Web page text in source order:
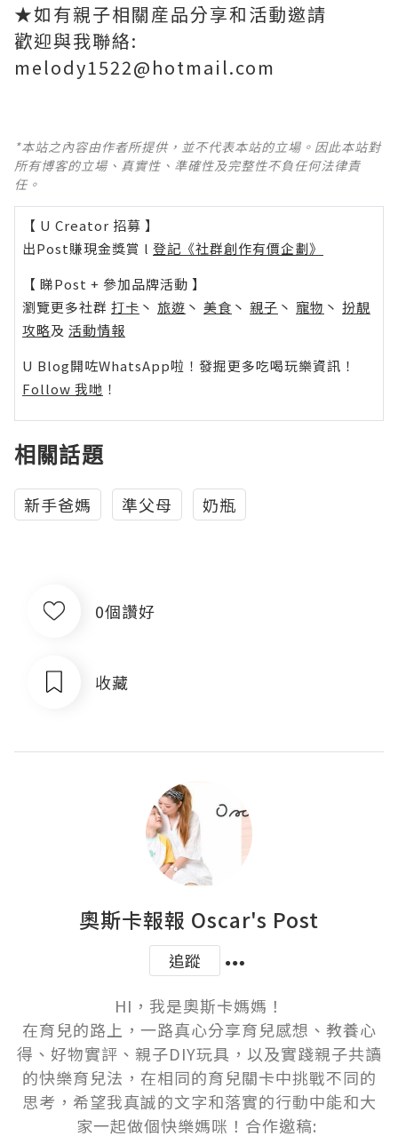
★如有親子相關産品分享和活動邀請
歡迎與我聯絡:
melody1522@hotmail.com
*本站之內容由作者所提供，並不代表本站的立場。因此本站對
所有博客的立場、真實性、準確性及完整性不負任何法律責
任。
【 U Creator 招募 】
出Post賺現金獎賞 l 登記《社群創作有價企劃》
【 睇Post + 參加品牌活動 】
瀏覽更多社群 打卡 丶 旅遊 丶 美食 丶 親子 丶 寵物 丶 扮靚
攻略及 活動情報
U Blog開咗WhatsApp啦！發掘更多吃喝玩樂資訊！
Follow 我哋 ！
相關話題
新手爸媽 準父母 奶瓶
0個讚好
收藏
奧斯卡報報 Oscar's Post
追蹤
HI，我是奧斯卡媽媽！
在育兒的路上，一路真心分享育兒感想、教養心
得、好物實評、親子DIY玩具，以及實踐親子共讀
的快樂育兒法，在相同的育兒關卡中挑戰不同的
思考，希望我真誠的文字和落實的行動中能和大
家一起做個快樂媽咪！合作邀稿: